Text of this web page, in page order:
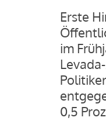
Erste
im
0,5